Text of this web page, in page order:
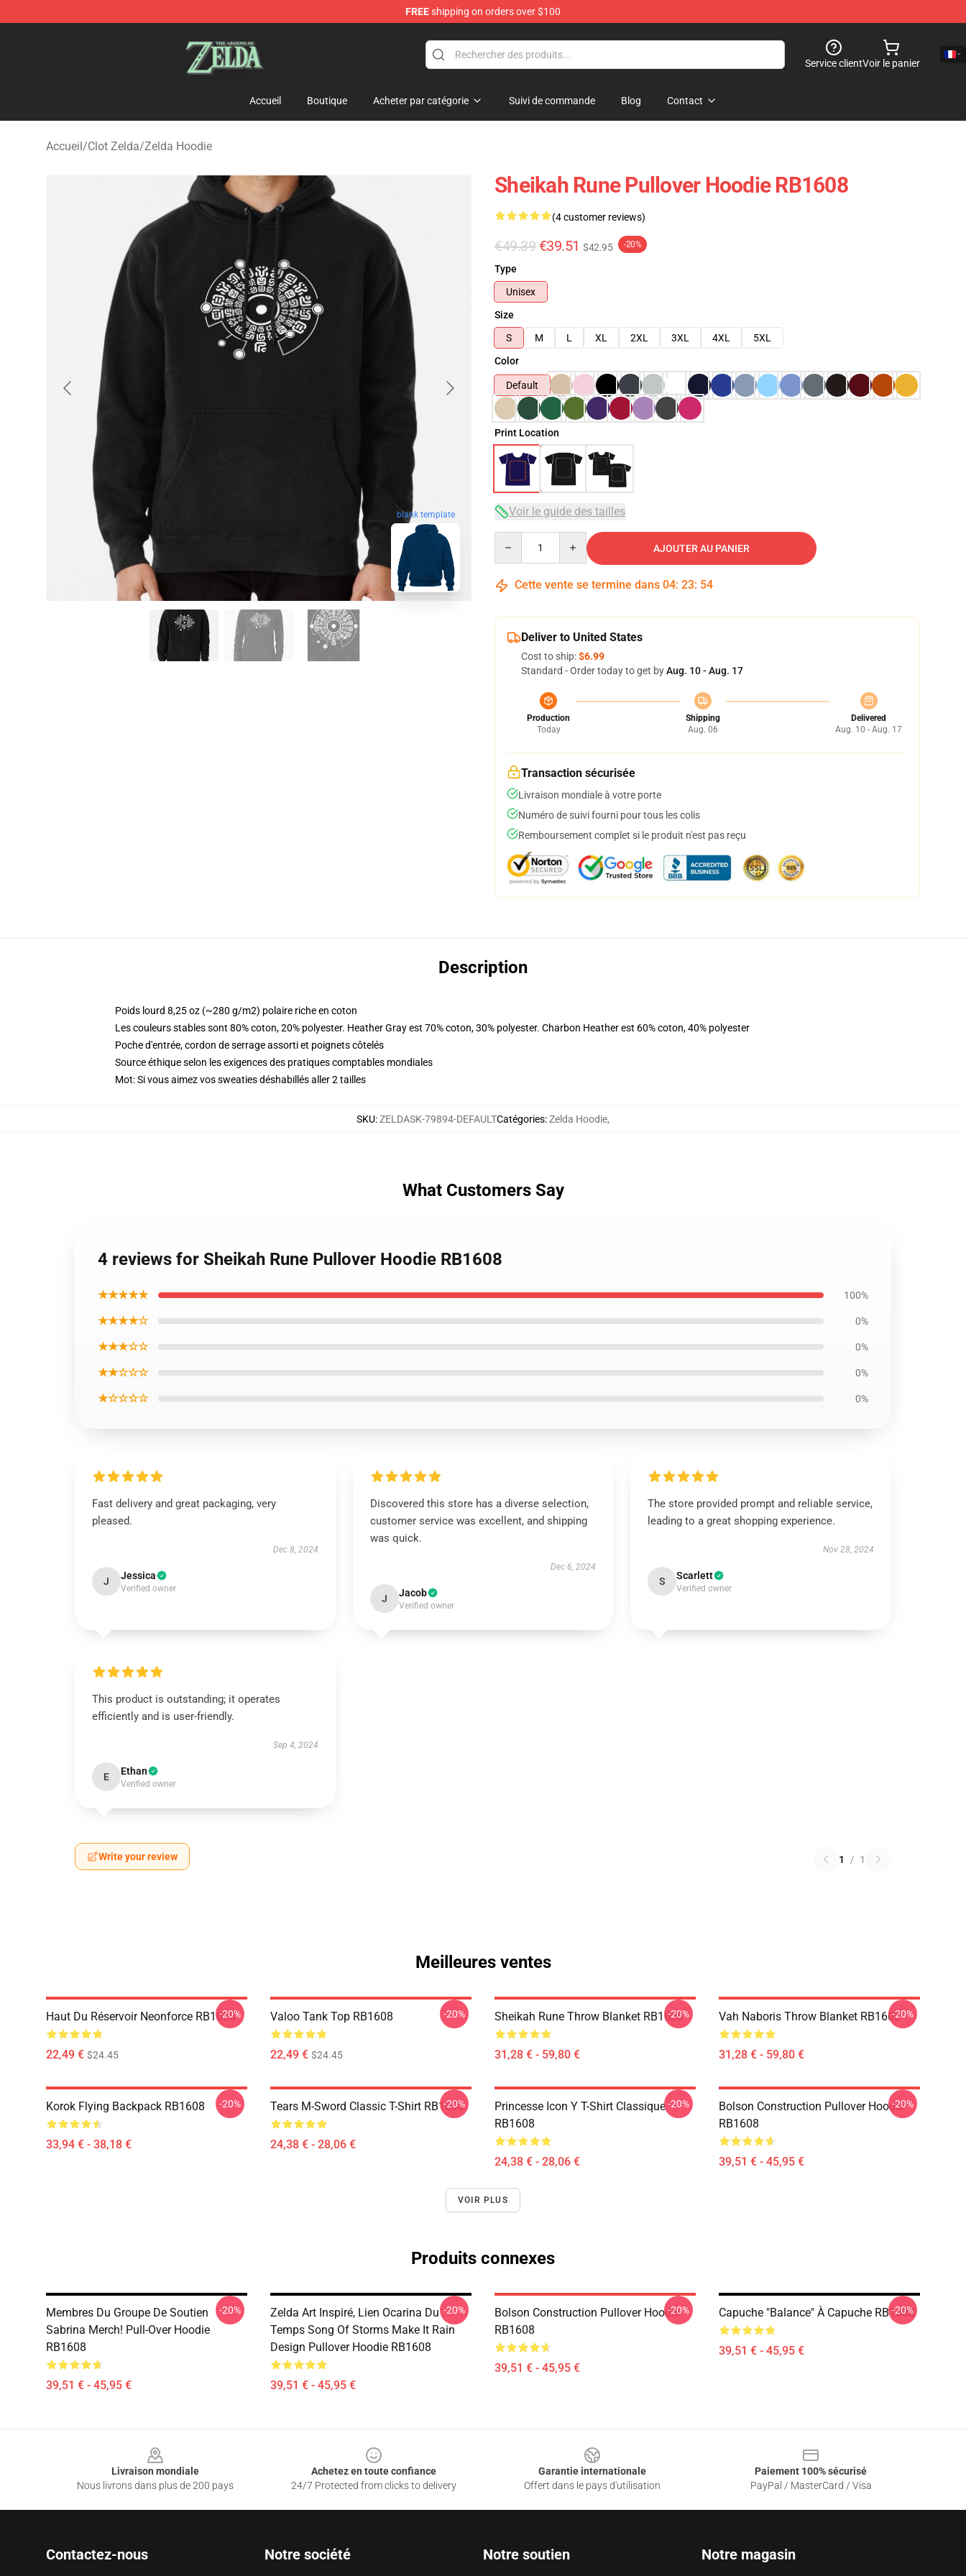
FREEshipping on orders over $100
Service clientVoir le panier
Accueil Boutique Acheter par catégorie Suivi de commande Blog Contact
Accueil/Clot Zelda/Zelda Hoodie
blank template
Sheikah Rune Pullover Hoodie RB1608
(4 customer reviews)
€49.39 €39.51 $42.95 -20%
Type
Unisex
Size
S
M L XL 2XL 3XL 4XL
5XL
Color
Default
Print Location
Voir le guide des tailles
AJOUTER AU PANIER
Cette vente se termine dans 04: 23: 53
Deliver to United States
Cost to ship:$6.99
Standard - Order today to get byAug. 10 - Aug. 17
Production
Today
Shipping
Aug. 06
Delivered
Aug. 10 - Aug. 17
Transaction sécurisée
Livraison mondiale à votre porte
Numéro de suivi fourni pour tous les colis
Remboursement complet si le produit n'est pas reçu
Description
Poids lourd 8,25 oz (~280 g/m2) polaire riche en coton
Les couleurs stables sont 80% coton, 20% polyester. Heather Gray est 70% coton, 30% polyester. Charbon Heather est 60% coton, 40% polyester
Poche d'entrée, cordon de serrage assorti et poignets côtelés
Source éthique selon les exigences des pratiques comptables mondiales
Mot: Si vous aimez vos sweaties déshabillés aller 2 tailles
SKU:ZELDASK-79894-DEFAULTCatégories:Zelda Hoodie,
What Customers Say
4 reviews for Sheikah Rune Pullover Hoodie RB1608
★★★★★ 100%
★★★★☆ 0%
★★★☆☆ 0%
★★☆☆☆ 0%
★☆☆☆☆ 0%
Fast delivery and great packaging, very
pleased.
Dec 8, 2024
J Jessica
Verified owner
Discovered this store has a diverse selection,
customer service was excellent, and shipping
was quick.
Dec 6, 2024
J Jacob
Verified owner
The store provided prompt and reliable service,
leading to a great shopping experience.
Nov 28, 2024
S Scarlett
Verified owner
This product is outstanding; it operates
efficiently and is user-friendly.
Sep 4, 2024
E Ethan
Verified owner
Write your review 1 / 1
Meilleures ventes
Haut Du Réservoir Neonforce RB1608
22,49 € $24.45
-20% Valoo Tank Top RB1608
22,49 € $24.45
-20% Sheikah Rune Throw Blanket RB1608
31,28 € - 59,80 €
-20% Vah Naboris Throw Blanket RB1608
31,28 € - 59,80 €
-20%
Korok Flying Backpack RB1608
33,94 € - 38,18 €
-20% Tears M-Sword Classic T-Shirt RB1608
24,38 € - 28,06 €
-20%
Princesse Icon Y T-Shirt Classique
RB1608
24,38 € - 28,06 €
-20%
Bolson Construction Pullover Hoodie
RB1608
39,51 € - 45,95 €
-20%
VOIR PLUS
Produits connexes
Membres Du Groupe De Soutien
Sabrina Merch! Pull-Over Hoodie
RB1608
39,51 € - 45,95 €
-20%
Zelda Art Inspiré, Lien Ocarina Du
Temps Song Of Storms Make It Rain
Design Pullover Hoodie RB1608
39,51 € - 45,95 €
-20%
Bolson Construction Pullover Hoodie
RB1608
39,51 € - 45,95 €
-20% Capuche "Balance" À Capuche RB1608
39,51 € - 45,95 €
-20%
Livraison mondiale
Nous livrons dans plus de 200 pays
Achetez en toute confiance
24/7 Protected from clicks to delivery
Garantie internationale
Offert dans le pays d'utilisation
Paiement 100% sécurisé
PayPal / MasterCard / Visa
Contactez-nous Notre société Notre soutien Notre magasin